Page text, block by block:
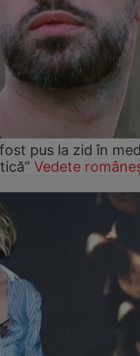
pus la zid în
Vedete